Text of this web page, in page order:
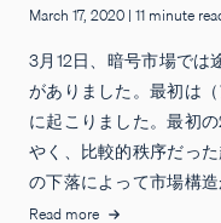
March 17, 2020 | 11 minute
3月12日、暗号市場では
がありました。最初は
に起こりました。最初
やく、比較的秩序だっ
の下落によって市場構造
Read more